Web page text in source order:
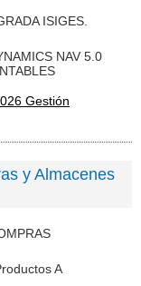
ISIGES.
NAV 5.0
Gestión
y Almacenes
A